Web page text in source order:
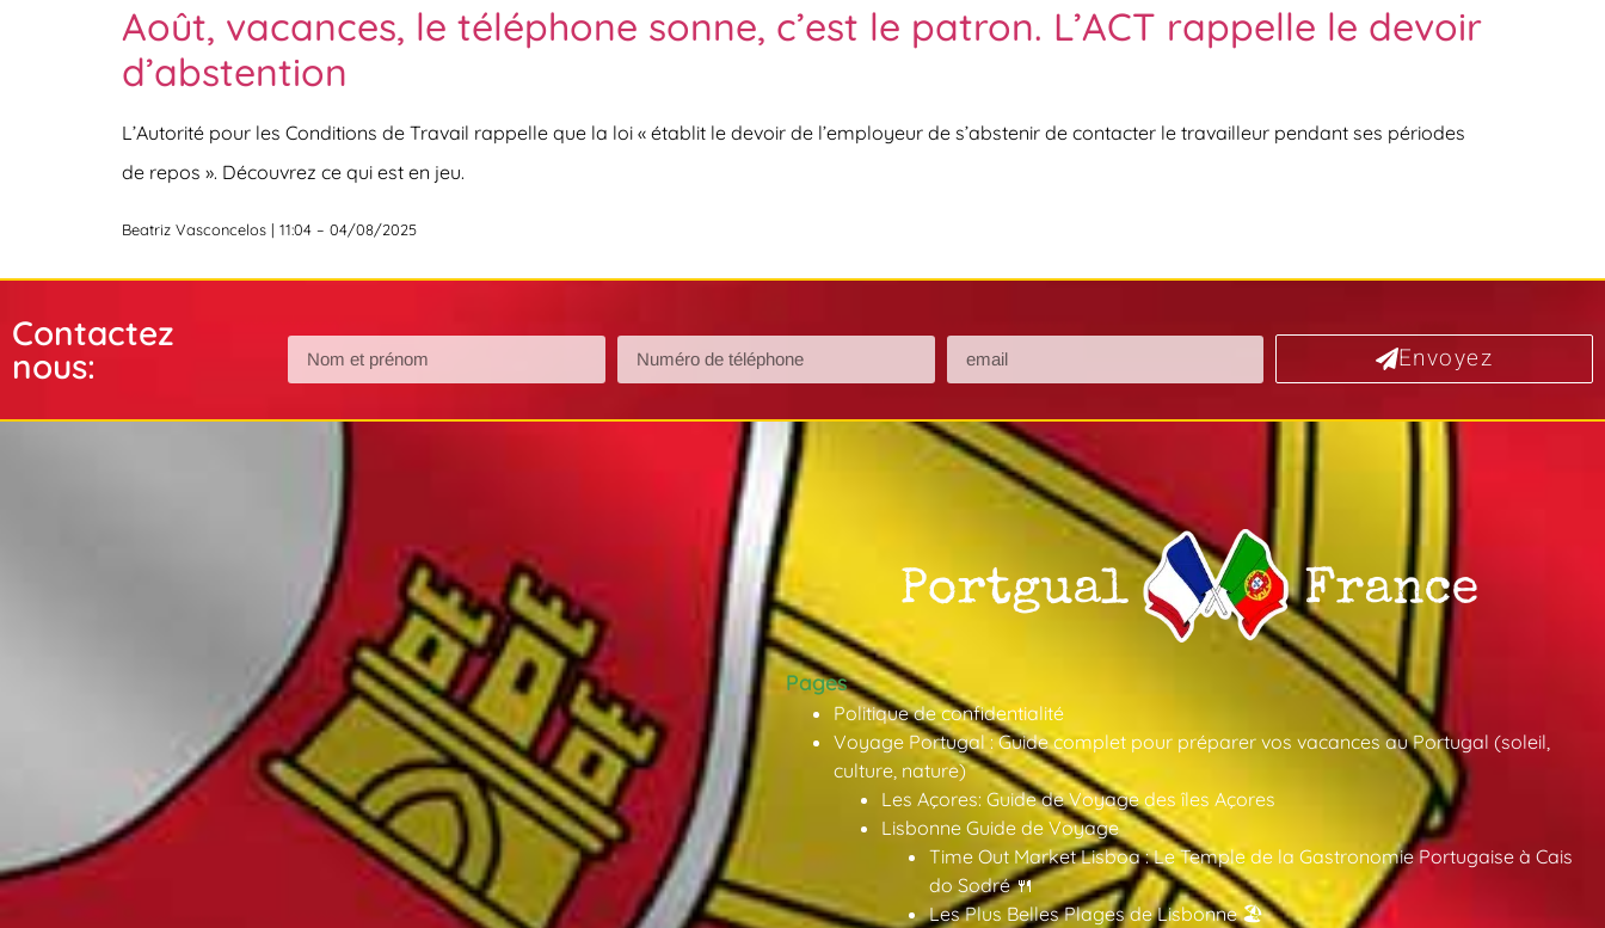
Août, vacances, le téléphone sonne, c’est le patron. L’ACT rappelle le devoir
d’abstention
L’Autorité pour les Conditions de Travail rappelle que la loi « établit le devoir de l’employeur de s’abstenir de contacter le travailleur pendant ses périodes
de repos ». Découvrez ce qui est en jeu.
Beatriz Vasconcelos | 11:04 – 04/08/2025
Contactez
nous:
Envoyez
Pages
Politique de confidentialité
Voyage Portugal : Guide complet pour préparer vos vacances au Portugal (soleil,
culture, nature)
Les Açores: Guide de Voyage des îles Açores
Lisbonne Guide de Voyage
Time Out Market Lisboa : Le Temple de la Gastronomie Portugaise à Cais
do Sodré 🍴
Les Plus Belles Plages de Lisbonne 🏖️